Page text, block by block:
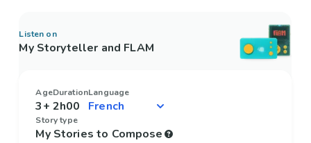
Listen on
My Storyteller and FLAM
Age
3+
Duration
2h00
Language
Story type
My Stories to Compose